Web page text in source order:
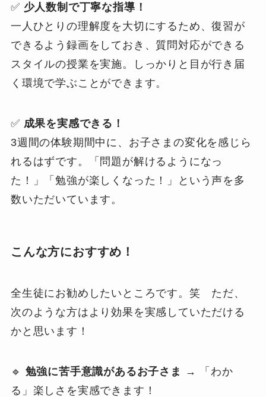
✅ 少人数制で丁寧な指導！
一人ひとりの理解度を大切にするため、復習が
できるよう録画をしておき、質問対応ができる
スタイルの授業を実施。しっかりと目が行き届
く環境で学ぶことができます。
✅ 成果を実感できる！
3週間の体験期間中に、お子さまの変化を感じら
れるはずです。「問題が解けるようになっ
た！」「勉強が楽しくなった！」という声を多
数いただいています。
こんな方におすすめ！
全生徒にお勧めしたいところです。笑 ただ、
次のような方はより効果を実感していただける
かと思います！
🔹 勉強に苦手意識があるお子さま
→ 「わか
る」楽しさを実感できます！